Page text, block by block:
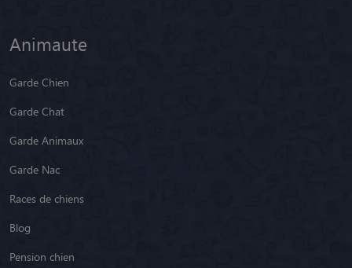
Animaute
Garde Chien
Garde Chat
Garde Animaux
Garde Nac
Races de chiens
Blog
Pension chien